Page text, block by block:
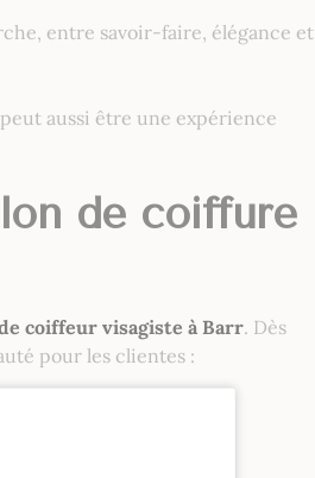
entre savoir-faire, élégance et
aussi être une expérience
de coiffure
coiffeur visagiste à Barr. Dès
pour les clientes :